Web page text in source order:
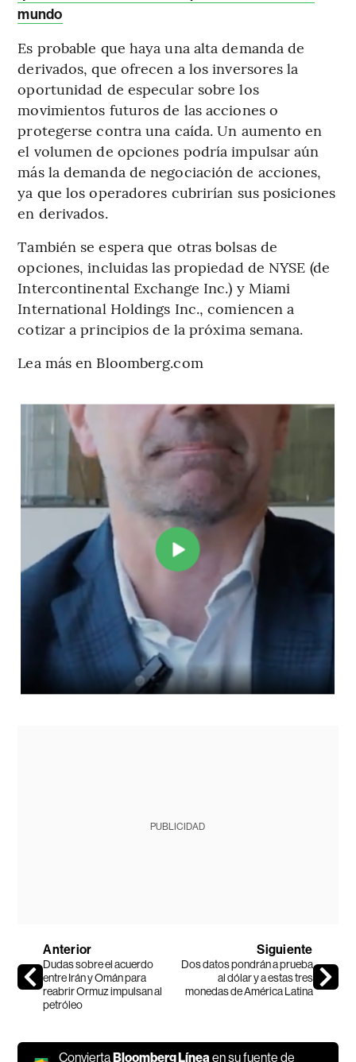
mundo
Es probable que haya una alta demanda de
derivados, que ofrecen a los inversores la
oportunidad de especular sobre los
movimientos futuros de las acciones o
protegerse contra una caída. Un aumento en
el volumen de opciones podría impulsar aún
más la demanda de negociación de acciones,
ya que los operadores cubrirían sus posiciones
en derivados.
También se espera que otras bolsas de
opciones, incluidas las propiedad de NYSE (de
Intercontinental Exchange Inc.) y Miami
International Holdings Inc., comiencen a
cotizar a principios de la próxima semana.
Lea más en Bloomberg.com
PUBLICIDAD
Anterior
Dudas sobre el acuerdo
entre Irán y Omán para
reabrir Ormuz impulsan al
petróleo
Siguiente
Dos datos pondrán a prueba
al dólar y a estas tres
monedas de América Latina
ConviertaBloomberg Línea en su fuente de